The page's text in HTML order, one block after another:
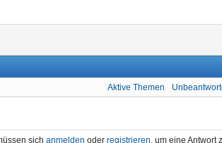
Aktive Themen
sich anmelden oder registrieren , um eine Antwort